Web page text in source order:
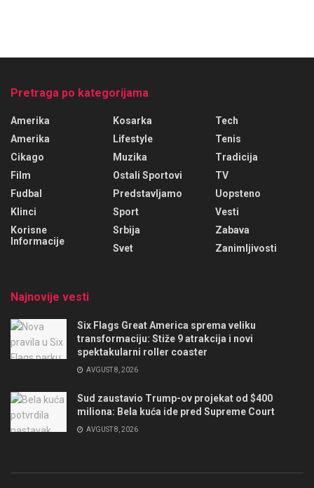
Pretraga po kategorijama
Amerika
Amerika
Cikago
Film
Fudbal
Klinci
Korisne
Informacije
Kosarka
Lifestyle
Muzika
Ostali Sportovi
Predstavljamo
Sport
Srbija
Svet
Tech
Tenis
Tradicija
TV
Uopsteno
Vesti
Zabava
Zanimljivosti
Najnovije vesti
Six Flags Great America sprema veliku
transformaciju: Stiže 9 atrakcija i novi
spektakularni roller coaster
AVGUST 8, 2026
Sud zaustavio Trump-ov projekat od $400
miliona: Bela kuća ide pred Supreme Court
AVGUST 8, 2026